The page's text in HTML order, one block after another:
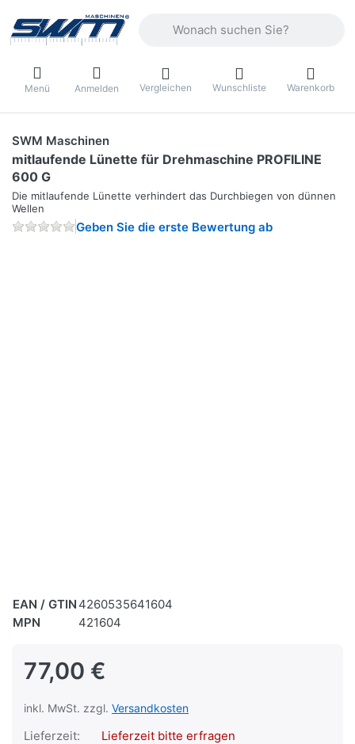
Menü Anmelden Vergleichen Wunschliste Warenkorb
SWM Maschinen
mitlaufende Lünette für Drehmaschine PROFILINE
600 G
Die mitlaufende Lünette verhindert das Durchbiegen von dünnen
Wellen
Geben Sie die erste Bewertung ab
EAN / GTIN 4260535641604
MPN
421604
77,00 €
inkl. MwSt. zzgl. Versandkosten
Lieferzeit: Lieferzeit bitte erfragen